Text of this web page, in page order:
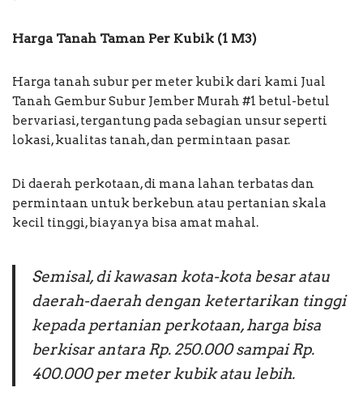
Harga Tanah Taman Per Kubik (1 M3)
Harga tanah subur per meter kubik dari kami Jual
Tanah Gembur Subur Jember Murah #1 betul-betul
bervariasi, tergantung pada sebagian unsur seperti
lokasi, kualitas tanah, dan permintaan pasar.
Di daerah perkotaan, di mana lahan terbatas dan
permintaan untuk berkebun atau pertanian skala
kecil tinggi, biayanya bisa amat mahal.
Semisal, di kawasan kota-kota besar atau
daerah-daerah dengan ketertarikan tinggi
kepada pertanian perkotaan, harga bisa
berkisar antara Rp. 250.000 sampai Rp.
400.000 per meter kubik atau lebih.